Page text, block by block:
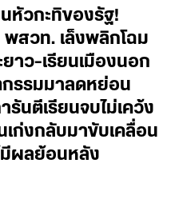
หัวกะทิของรัฐ!
พสวท. เล็งพลิกโฉม
าว-เรียนเมืองนอก
กรรมมาลดหย่อน
รันตีเรียนจบไม่เคว้ง
เก่งกลับมาขับเคลื่อน
มีผลย้อนหลัง